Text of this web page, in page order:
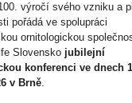
výročí svého vzniku a
pořádá ve spolupráci
ornitologickou
Slovensko jubilejní
konferenci ve dnech
v Brně.